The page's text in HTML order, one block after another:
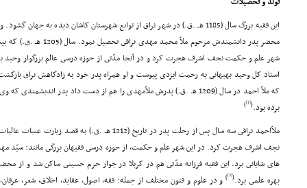
این فقیه بزرگ سال (1185 هـ .ق.) در شهر نراق از توابع شهرستان کاشان دیده
محضر پدر دانشمندش
شهر علم و حکمت نجف اشرف هجرت کرد و در آنجا مدّتى از حوزه درسى عالم بزرگوار وحید
استاد کل وحید بهبهانى به رحمت ایزدى پیوست و او همراه پدر خود به زادگاهش نراق
که ملاّ احمد در سال (1209 هـ .ق.) پدرش ملاّمهدى را هم از دست داد پدر
برده بود.(
[1]
)
ملاّاحمد نراقى سه سال پس از رحلت پدر در تاریخ (1212 هـ
نجف اشرف هجرت کرد. در این شهر علم و حکمت، از حوزه درسى فقیهان بزرگى مانند: سیّد
هاى شایانى برد. این فقیه فرزانه مدّتى هم در کربلا در جوار حرم حسینى ساکن شد و از
بهره علمى برد.(
[2]
)و در علوم و فنون مختلف از جمله: فقه، اصول، عقاید، اخلاق، شعر،